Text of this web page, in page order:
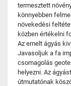
termesztett
könnyebben
növekedési
közben értékelni
Az emelt ágyás
Javasoljuk a fa
csomagolás
helyezni. Az
útmutatónak